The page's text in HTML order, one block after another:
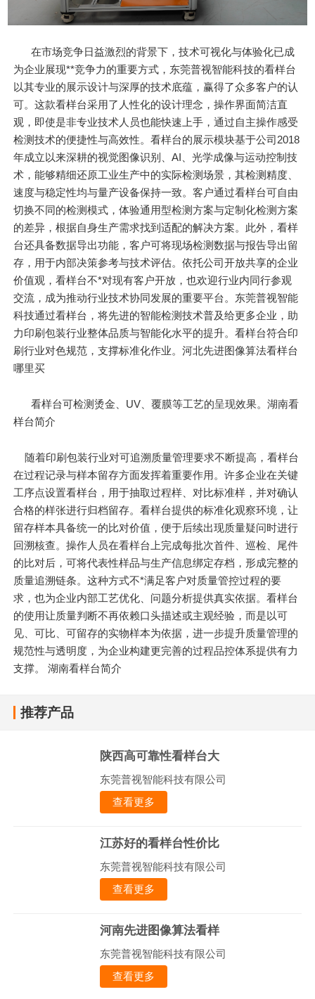
在市场竞争日益激烈的背景下，技术可视化与体验化已成
为企业展现**竞争力的重要方式，东莞普视智能科技的看样台
以其专业的展示设计与深厚的技术底蕴，赢得了众多客户的认
可。这款看样台采用了人性化的设计理念，操作界面简洁直
观，即使是非专业技术人员也能快速上手，通过自主操作感受
检测技术的便捷性与高效性。看样台的展示模块基于公司2018
年成立以来深耕的视觉图像识别、AI、光学成像与运动控制技
术，能够精细还原工业生产中的实际检测场景，其检测精度、
速度与稳定性均与量产设备保持一致。客户通过看样台可自由
切换不同的检测模式，体验通用型检测方案与定制化检测方案
的差异，根据自身生产需求找到适配的解决方案。此外，看样
台还具备数据导出功能，客户可将现场检测数据与报告导出留
存，用于内部决策参考与技术评估。依托公司开放共享的企业
价值观，看样台不*对现有客户开放，也欢迎行业内同行参观
交流，成为推动行业技术协同发展的重要平台。东莞普视智能
科技通过看样台，将先进的智能检测技术普及给更多企业，助
力印刷包装行业整体品质与智能化水平的提升。看样台符合印
刷行业对色规范，支撑标准化作业。河北先进图像算法看样台
哪里买
看样台可检测烫金、UV、覆膜等工艺的呈现效果。湖南看
样台简介
随着印刷包装行业对可追溯质量管理要求不断提高，看样台
在过程记录与样本留存方面发挥着重要作用。许多企业在关键
工序点设置看样台，用于抽取过程样、对比标准样，并对确认
合格的样张进行归档留存。看样台提供的标准化观察环境，让
留存样本具备统一的比对价值，便于后续出现质量疑问时进行
回溯核查。操作人员在看样台上完成每批次首件、巡检、尾件
的比对后，可将代表性样品与生产信息绑定存档，形成完整的
质量追溯链条。这种方式不*满足客户对质量管控过程的要
求，也为企业内部工艺优化、问题分析提供真实依据。看样台
的使用让质量判断不再依赖口头描述或主观经验，而是以可
见、可比、可留存的实物样本为依据，进一步提升质量管理的
规范性与透明度，为企业构建更完善的过程品控体系提供有力
支撑。 湖南看样台简介
推荐产品
陕西高可靠性看样台大
东莞普视智能科技有限公司
查看更多
江苏好的看样台性价比
东莞普视智能科技有限公司
查看更多
河南先进图像算法看样
东莞普视智能科技有限公司
查看更多